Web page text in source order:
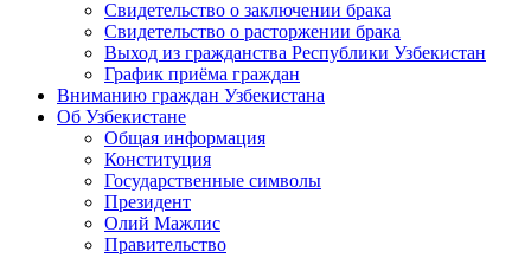
Свидетельство о заключении брака
Свидетельство о расторжении брака
Выход из гражданства Республики Узбекистан
График приёма граждан
Вниманию граждан Узбекистана
Об Узбекистане
Общая информация
Конституция
Государственные символы
Президент
Олий Мажлис
Правительство